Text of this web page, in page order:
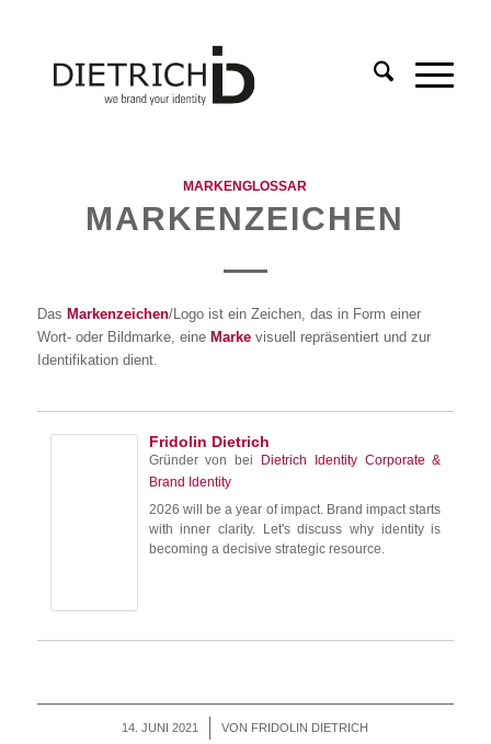
MARKENGLOSSAR
MARKENZEICHEN
Das Markenzeichen/Logo ist ein Zeichen, das in Form einer
Wort- oder Bildmarke, eine Markevisuell repräsentiert und zur
Identifikation dient.
Fridolin Dietrich
Gründer von bei
Dietrich Identity Corporate &
Brand Identity
2026 will be a year of impact. Brand impact starts
with inner clarity. Let's discuss why identity is
becoming a decisive strategic resource.
14. JUNI 2021
/ VON FRIDOLIN DIETRICH